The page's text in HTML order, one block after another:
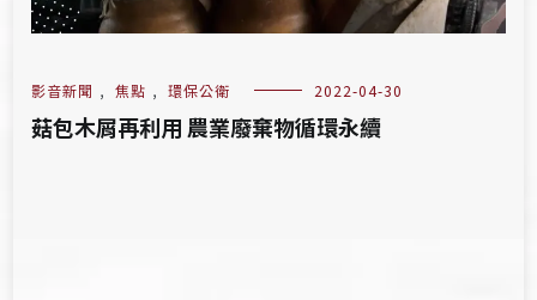
影音新聞 , 焦點 , 環保公衛 2022-04-30
菇包木屑再利用 農業廢棄物循環永續